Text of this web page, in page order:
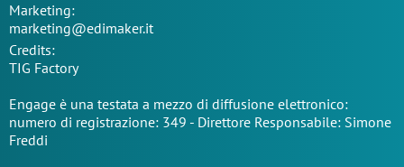
Marketing:
marketing@edimaker.it
Credits:
TIG Factory
Engage è una testata a mezzo di diffusione elettronico:
numero di registrazione: 349 - Direttore Responsabile: Simone
Freddi